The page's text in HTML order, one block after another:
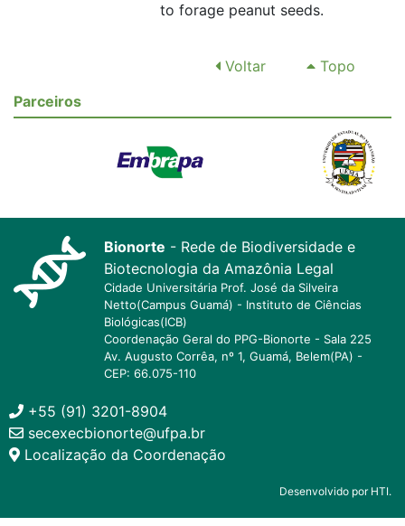
to forage peanut seeds.
Voltar
Topo
Parceiros
Bionorte - Rede de Biodiversidade e
Biotecnologia da Amazônia Legal
Cidade Universitária Prof. José da Silveira
Netto(Campus Guamá) - Instituto de Ciências
Biológicas(ICB)
Coordenação Geral do PPG-Bionorte - Sala 225
Av. Augusto Corrêa, nº 1, Guamá, Belem(PA) -
CEP: 66.075-110
+55 (91) 3201-8904
secexecbionorte@ufpa.br
Localização da Coordenação
Desenvolvido por HTI.